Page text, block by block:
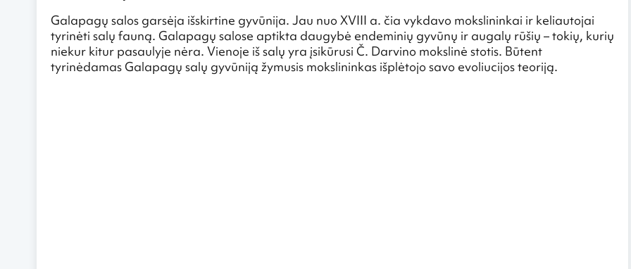
Galapagų salos garsėja išskirtine gyvūnija. Jau nuo XVIII a. čia vykdavo mokslininkai ir keliautojai
tyrinėti salų fauną. Galapagų salose aptikta daugybė endeminių gyvūnų ir augalų rūšių – tokių, kurių
niekur kitur pasaulyje nėra. Vienoje iš salų yra įsikūrusi Č. Darvino mokslinė stotis. Būtent
tyrinėdamas Galapagų salų gyvūniją žymusis mokslininkas išplėtojo savo evoliucijos teoriją.